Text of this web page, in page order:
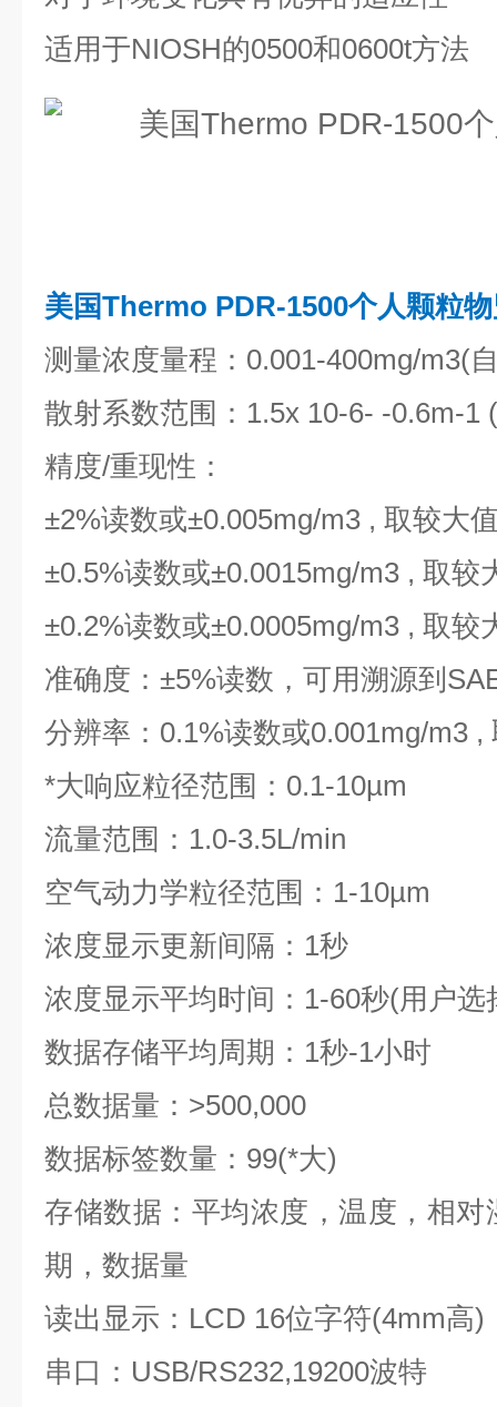
适用于NIOSH的0500和0600t方法
美国Thermo PDR-1500个人颗粒
测量浓度量程：0.001-400mg/m3(
散射系数范围：1.5x 10-6- -0.6m-1
精度/重现性：
±2%读数或±0.005mg/m3 , 取较大
±0.5%读数或±0.0015mg/m3 , 取较
±0.2%读数或±0.0005mg/m3 , 取较
准确度：±5%读数，可用溯源到
分辨率：0.1%读数或0.001mg/m3 ,
*大响应粒径范围：0.1-10µm
流量范围：1.0-3.5L/min
空气动力学粒径范围：1-10µm
浓度显示更新间隔：1秒
浓度显示平均时间：1-60秒(用户选
数据存储平均周期：1秒-1小时
总数据量：>500,000
数据标签数量：99(*大)
存储数据：平均浓度，温度，相
期，数据量
读出显示：LCD 16位字符(4mm高)
串口：USB/RS232,19200波特